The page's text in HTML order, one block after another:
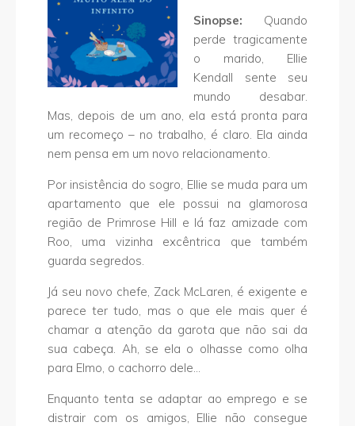
Sinopse: Quando
perde tragicamente
o marido, Ellie
Kendall sente seu
mundo desabar.
Mas, depois de um ano, ela está pronta para
um recomeço – no trabalho, é claro. Ela ainda
nem pensa em um novo relacionamento.
Por insistência do sogro, Ellie se muda para um
apartamento que ele possui na glamorosa
região de Primrose Hill e lá faz amizade com
Roo, uma vizinha excêntrica que também
guarda segredos.
Já seu novo chefe, Zack McLaren, é exigente e
parece ter tudo, mas o que ele mais quer é
chamar a atenção da garota que não sai da
sua cabeça. Ah, se ela o olhasse como olha
para Elmo, o cachorro dele…
Enquanto tenta se adaptar ao emprego e se
distrair com os amigos, Ellie não consegue